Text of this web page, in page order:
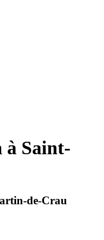
à Saint-
de-Crau